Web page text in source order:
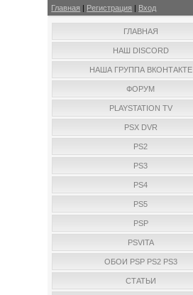
Главная | Регистрация | Вход
ГЛАВНАЯ
НАШ DISCORD
НАША ГРУППА ВКОНТАКТЕ
ФОРУМ
PLAYSTATION TV
PSX DVR
PS2
PS3
PS4
PS5
PSP
PSVITA
ОБОИ PSP PS2 PS3
СТАТЬИ